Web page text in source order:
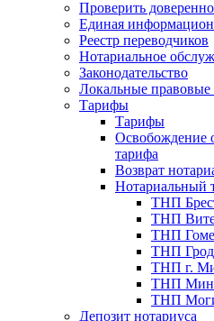
Проверить
Единая
Реестр переводчиков
Нотариальное
Законодательство
Локальные
Тарифы
Тарифы
Освобождение
тарифа
Возврат
Нотариальный
ТНП
ТНП
ТНП
ТНП
ТНП г.
ТНП
ТНП
Депозит нотариуса